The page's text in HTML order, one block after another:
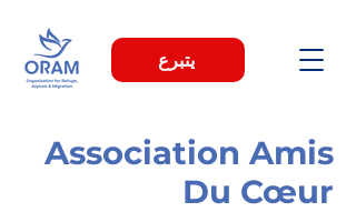
يتبرع
Association Amis
Du Cœur